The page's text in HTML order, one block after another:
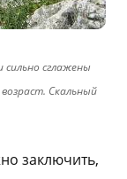
сильно сглажены
Скальный
заключить,